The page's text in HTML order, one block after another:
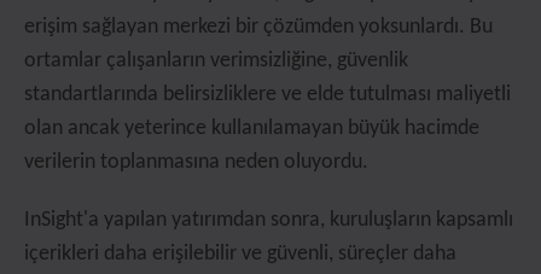
erişim sağlayan merkezi bir çözümden yoksunlardı. Bu
ortamlar çalışanların verimsizliğine, güvenlik
standartlarında belirsizliklere ve elde tutulması maliyetli
olan ancak yeterince kullanılamayan büyük hacimde
verilerin toplanmasına neden oluyordu.
InSight'a yapılan yatırımdan sonra, kuruluşların kapsamlı
içerikleri daha erişilebilir ve güvenli, süreçler daha